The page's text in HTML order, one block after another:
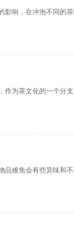
响，在冲泡不同的
为茶文化的一个分
难免会有些异味